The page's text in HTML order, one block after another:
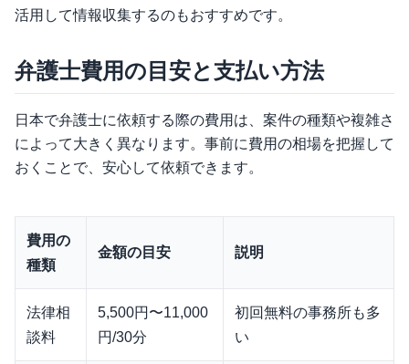
活用して情報収集するのもおすすめです。
弁護士費用の目安と支払い方法
日本で弁護士に依頼する際の費用は、案件の種類や複雑さ
によって大きく異なります。事前に費用の相場を把握して
おくことで、安心して依頼できます。
費用の
種類
金額の目安 説明
法律相
談料
5,500円〜11,000
円/30分
初回無料の事務所も多
い